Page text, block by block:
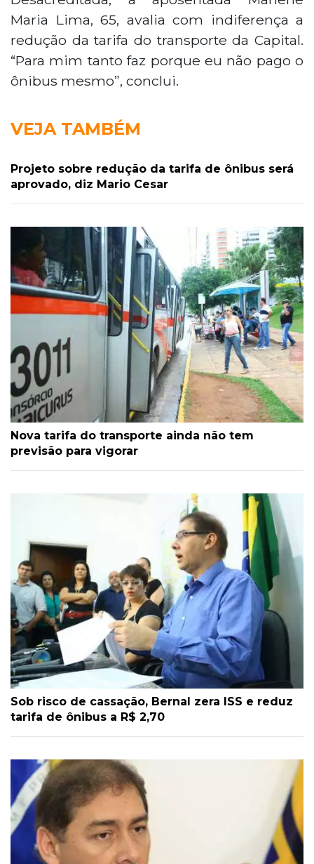
Maria Lima, 65, avalia com indiferença a
redução da tarifa do transporte da Capital.
“Para mim tanto faz porque eu não pago o
ônibus mesmo”, conclui.
VEJA TAMBÉM
Projeto sobre redução da tarifa de ônibus será
aprovado, diz Mario Cesar
Nova tarifa do transporte ainda não tem
previsão para vigorar
Sob risco de cassação, Bernal zera ISS e reduz
tarifa de ônibus a R$ 2,70